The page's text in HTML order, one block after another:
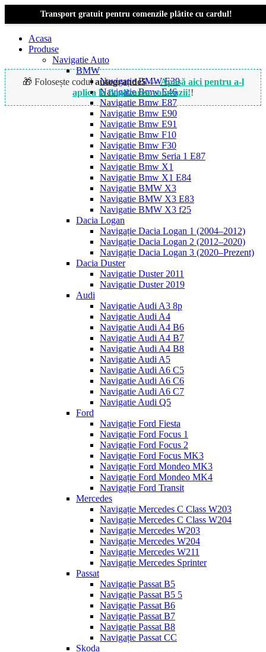
Transport gratuit pentru comenzile plătite cu cardul!
Acasa
Produse
Navigatie Auto
BMW
Navigație BMW E39
Navigatie Bmw E46
Navigatie Bmw E87
Navigatie Bmw E90
Navigatie Bmw E91
Navigatie Bmw F10
Navigatie Bmw F30
Navigatie Bmw Seria 1 E87
Navigatie Bmw X1
Navigatie Bmw X1 E84
Navigatie BMW X3
Navigatie BMW X3 E83
Navigatie BMW X3 f25
Dacia Logan
Navigație Dacia Logan 1 (2004–2012)
Navigație Dacia Logan 2 (2012–2020)
Navigație Dacia Logan 3 (2020–Prezent)
Dacia Duster
Navigatie Duster 2011
Navigatie Duster 2019
Audi
Navigatie Audi A3 8p
Navigatie Audi A4
Navigatie Audi A4 B6
Navigatie Audi A4 B7
Navigatie Audi A4 B8
Navigatie Audi A5
Navigatie Audi A6 C5
Navigatie Audi A6 C6
Navigatie Audi A6 C7
Navigatie Audi Q5
Ford
Navigație Ford Fiesta
Navigație Ford Focus 1
Navigație Ford Focus 2
Navigație Ford Focus MK3
Navigație Ford Mondeo MK3
Navigație Ford Mondeo MK4
Navigație Ford Transit
Mercedes
Navigație Mercedes C Class W203
Navigație Mercedes C Class W204
Navigație Mercedes W203
Navigație Mercedes W204
Navigație Mercedes W211
Navigație Mercedes Sprinter
Passat
Navigație Passat B5
Navigație Passat B5 5
Navigație Passat B6
Navigație Passat B7
Navigație Passat B8
Navigație Passat CC
Skoda
🎁 Folosește codulautogrande5—Apasă aici pentru a-l
aplica la finalizarea comenzii!!